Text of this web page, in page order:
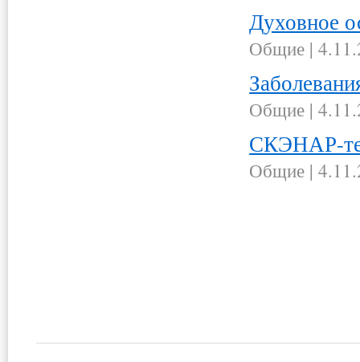
Духовное
Общие |
Общие |
СКЭНАР-
Общие |